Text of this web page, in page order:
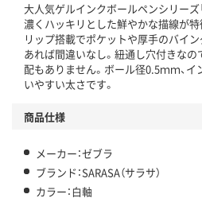
この商品の環境配慮ポイントです。下
アスクル商品環境スコア詳細／加点
大人気ゲルインクボールペンシリーズ
濃くハッキリとした鮮やかな描線が
リップ搭載でポケットや厚手のバイ
あれば間違いなし。紐通し穴付きな
配もありません。ボール径0.5ｍｍ、イ
いやすい太さです。
商品仕様
メーカー：ゼブラ
ブランド：SARASA（サラサ）
カラー：白軸